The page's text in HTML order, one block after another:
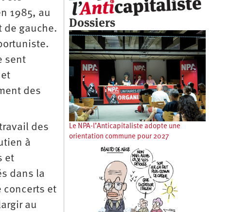
1985, au
de gauche.
sent
des
des
à
et
dans la
concerts et
au
Dossiers
Le NPA-l’Anticapitaliste adopte une
orientation commune pour 2027